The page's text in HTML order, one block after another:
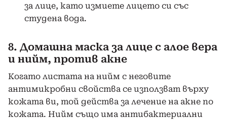
за лице, като измиете лицето си със
студена вода.
8. Домашна маска за лице с алое вера
и нийм, против акне
Когато листата на нийм с неговите
антимикробни свойства се използват върху
кожата ви, той действа за лечение на акне по
кожата. Нийм също има антибактериални